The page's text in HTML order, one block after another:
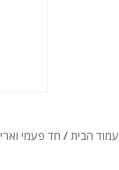
עמוד הבית/ חד פעמי